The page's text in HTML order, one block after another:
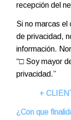
recepción del
Si no marcas
de privacidad,
información.
“□ Soy mayor
privacidad.”
+
¿Con que